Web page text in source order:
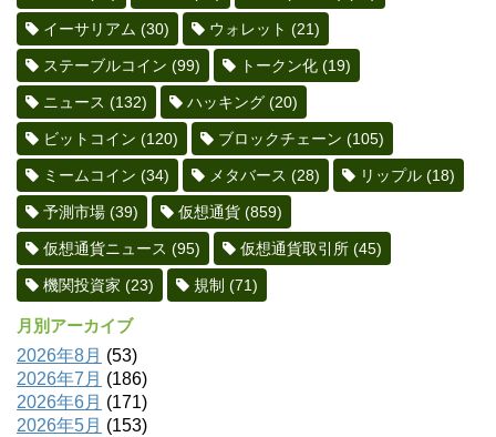
イーサリアム (30) ウォレット (21)
ステーブルコイン (99) トークン化 (19)
ニュース (132) ハッキング (20)
ビットコイン (120) ブロックチェーン (105)
ミームコイン (34) メタバース (28) リップル (18)
予測市場 (39) 仮想通貨 (859)
仮想通貨ニュース (95) 仮想通貨取引所 (45)
機関投資家 (23) 規制 (71)
月別アーカイブ
2026年8月 (53)
2026年7月 (186)
2026年6月 (171)
2026年5月 (153)